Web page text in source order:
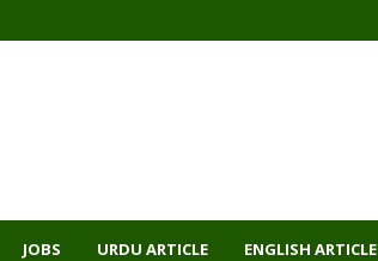
JOBS URDU ARTICLE ENGLISH ARTICLE